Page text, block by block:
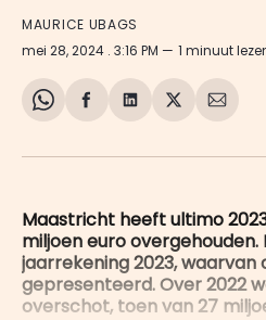
MAURICE UBAGS
mei 28, 2024 . 3:16 PM 1 minuut
Share
WhatsApp
Delen
Facebook
Delen
LinkedIn
Share
X
Deel
E-
Maastricht heeft ultimo
miljoen euro
jaarrekening 2023, waarvan
gepresenteerd. Over 2022
overschot, toen van 27